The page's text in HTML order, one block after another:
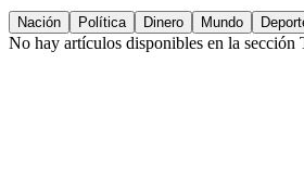
Nación Política Dinero Mundo
No hay artículos disponibles en la sección